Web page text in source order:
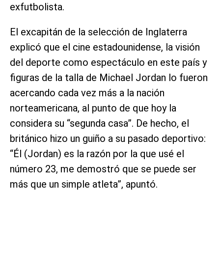
exfutbolista.
El excapitán de la selección de Inglaterra
explicó que el cine estadounidense, la visión
del deporte como espectáculo en este país y
figuras de la talla de Michael Jordan lo fueron
acercando cada vez más a la nación
norteamericana, al punto de que hoy la
considera su “segunda casa”. De hecho, el
británico hizo un guiño a su pasado deportivo:
“Él (Jordan) es la razón por la que usé el
número 23, me demostró que se puede ser
más que un simple atleta”, apuntó.